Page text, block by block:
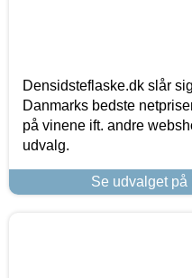
Densidsteflaske.dk slår
Danmarks bedste
på vinene ift. andre
udvalg.
Se udvalget